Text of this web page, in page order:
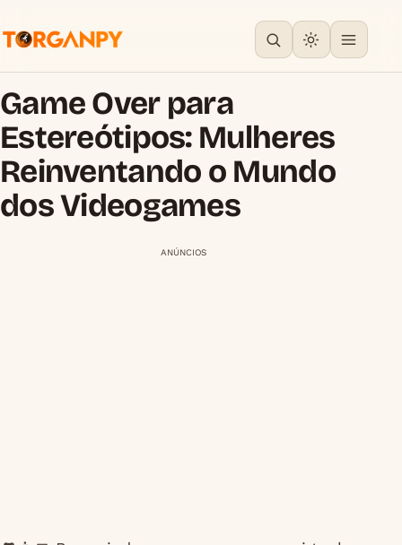
Game Over para
Estereótipos: Mulheres
Reinventando o Mundo
dos Videogames
ANÚNCIOS